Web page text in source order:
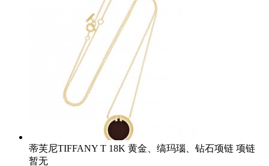
蒂芙尼TIFFANY T 18K 黄金、缟玛瑙、钻石项链 项链
暂无